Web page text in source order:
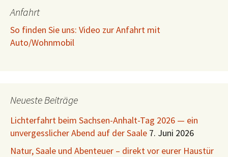
Anfahrt
So finden Sie uns: Video zur Anfahrt mit
Auto/Wohnmobil
Neueste Beiträge
Lichterfahrt beim Sachsen-Anhalt-Tag 2026 — ein
unvergesslicher Abend auf der Saale 7. Juni 2026
Natur, Saale und Abenteuer – direkt vor eurer Haustür